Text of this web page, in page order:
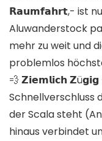
𝗥𝗮𝘂𝗺𝗳𝗮𝗵𝗿𝘁,- ist
Aluwanderstock
mehr zu weit und
problemlos
💨 𝗭𝗶𝗲𝗺𝗹𝗶𝗰𝗵
Schnellverschluss
der Scala steht
hinaus verbindet